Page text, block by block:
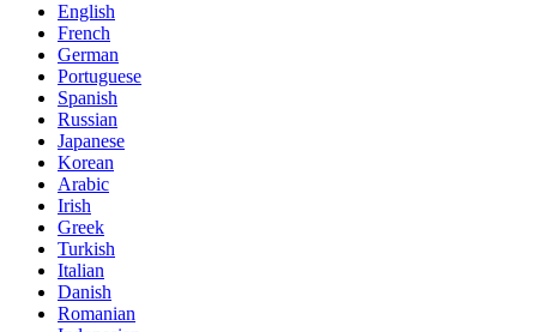
English
French
German
Portuguese
Spanish
Russian
Japanese
Korean
Arabic
Irish
Greek
Turkish
Italian
Danish
Romanian